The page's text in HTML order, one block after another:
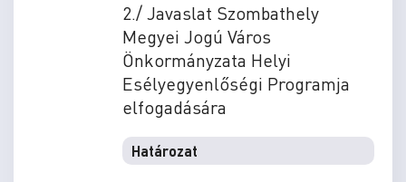
2./ Javaslat Szombathely
Megyei Jogú Város
Önkormányzata Helyi
Esélyegyenlőségi Programja
elfogadására
Határozat